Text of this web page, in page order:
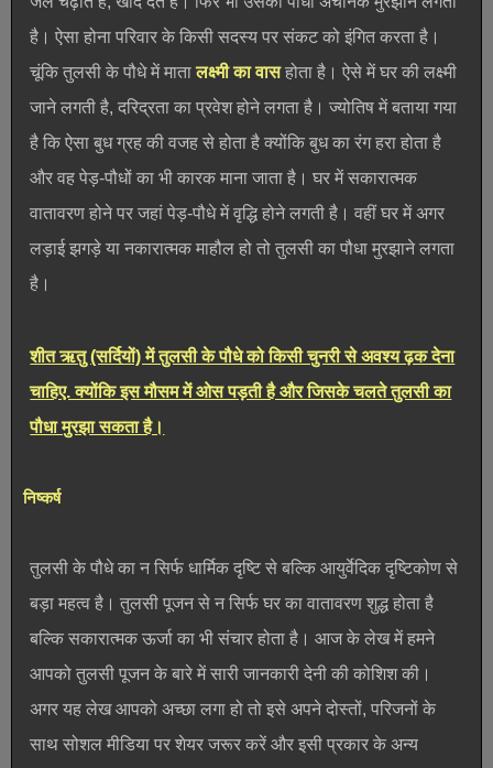
है। ऐसा होना परिवार के किसी सदस्य पर संकट को इंगित करता है।
चूंकि तुलसी के पौधे में मातालक्ष्मी का वासहोता है। ऐसे में घर की लक्ष्मी
जाने लगती है, दरिद्रता का प्रवेश होने लगता है। ज्योतिष में बताया गया
है कि ऐसा बुध ग्रह की वजह से होता है क्योंकि बुध का रंग हरा होता है
और वह पेड़-पौधों का भी कारक माना जाता है। घर में सकारात्मक
वातावरण होने पर जहां पेड़-पौधे में वृद्धि होने लगती है। वहीं घर में अगर
लड़ाई झगड़े या नकारात्मक माहौल हो तो तुलसी का पौधा मुरझाने लगता
है।
शीत ऋतु (सर्दियों) में तुलसी के पौधे को किसी चुनरी से अवश्य ढ़क देना
चाहिए. क्योंकि इस मौसम में ओस पड़ती है और जिसके चलते तुलसी का
पौधा मुरझा सकता है।
निष्कर्ष
तुलसी के पौधे का न सिर्फ धार्मिक दृष्टि से बल्कि आयुर्वेदिक दृष्टिकोण से
बड़ा महत्व है। तुलसी पूजन से न सिर्फ घर का वातावरण शुद्ध होता है
बल्कि सकारात्मक ऊर्जा का भी संचार होता है। आज के लेख में हमने
आपको तुलसी पूजन के बारे में सारी जानकारी देनी की कोशिश की।
अगर यह लेख आपको अच्छा लगा हो तो इसे अपने दोस्तों, परिजनों के
साथ सोशल मीडिया पर शेयर जरूर करें और इसी प्रकार के अन्य